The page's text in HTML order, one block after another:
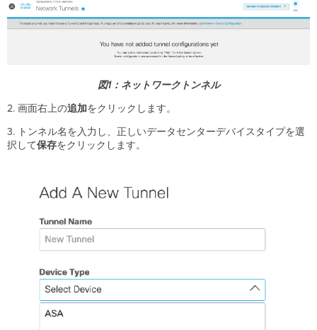
IPSec
ヘ
デ
タ
セ
ー
複
ト
ン
ネ
ル
ト
ン
ネ
図1：ネットワークトンネル
2. 画面右上の追加をクリックします。
3. トンネル名を入力し、正しいデータセンターデバイスタイプを選
択して保存をクリックします。